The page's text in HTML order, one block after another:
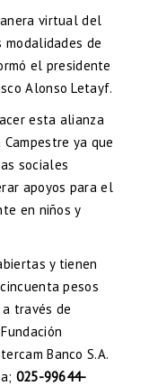
virtual del
modalidades de
el presidente
Alonso Letayf.
esta alianza
ya que
sociales
apoyos para el
en niños y
y tienen
pesos
través de
Banco S.A.
025-99644-